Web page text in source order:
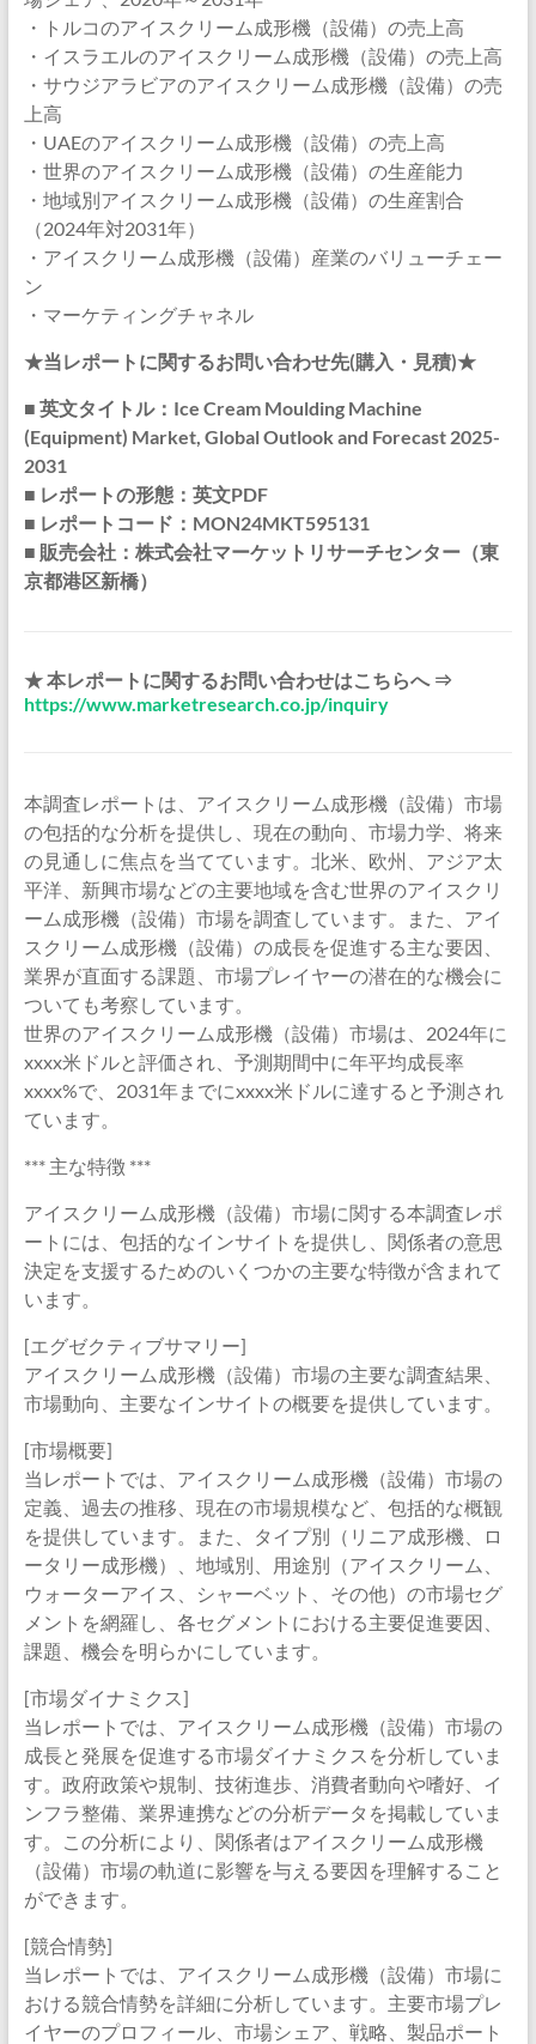
・トルコのアイスクリーム成形機（設備）の売上高
・イスラエルのアイスクリーム成形機（設備）の売上高
・サウジアラビアのアイスクリーム成形機（設備）の売
上高
・UAEのアイスクリーム成形機（設備）の売上高
・世界のアイスクリーム成形機（設備）の生産能力
・地域別アイスクリーム成形機（設備）の生産割合
（2024年対2031年）
・アイスクリーム成形機（設備）産業のバリューチェー
ン
・マーケティングチャネル
★当レポートに関するお問い合わせ先(購入・見積)★
■ 英文タイトル：Ice Cream Moulding Machine
(Equipment) Market, Global Outlook and Forecast 2025-
2031
■ レポートの形態：英文PDF
■ レポートコード：MON24MKT595131
■ 販売会社：株式会社マーケットリサーチセンター（東
京都港区新橋）
★ 本レポートに関するお問い合わせはこちらへ ⇒
https://www.marketresearch.co.jp/inquiry
本調査レポートは、アイスクリーム成形機（設備）市場
の包括的な分析を提供し、現在の動向、市場力学、将来
の見通しに焦点を当てています。北米、欧州、アジア太
平洋、新興市場などの主要地域を含む世界のアイスクリ
ーム成形機（設備）市場を調査しています。また、アイ
スクリーム成形機（設備）の成長を促進する主な要因、
業界が直面する課題、市場プレイヤーの潜在的な機会に
ついても考察しています。
世界のアイスクリーム成形機（設備）市場は、2024年に
xxxx米ドルと評価され、予測期間中に年平均成長率
xxxx%で、2031年までにxxxx米ドルに達すると予測され
ています。
*** 主な特徴 ***
アイスクリーム成形機（設備）市場に関する本調査レポ
ートには、包括的なインサイトを提供し、関係者の意思
決定を支援するためのいくつかの主要な特徴が含まれて
います。
[エグゼクティブサマリー]
アイスクリーム成形機（設備）市場の主要な調査結果、
市場動向、主要なインサイトの概要を提供しています。
[市場概要]
当レポートでは、アイスクリーム成形機（設備）市場の
定義、過去の推移、現在の市場規模など、包括的な概観
を提供しています。また、タイプ別（リニア成形機、ロ
ータリー成形機）、地域別、用途別（アイスクリーム、
ウォーターアイス、シャーベット、その他）の市場セグ
メントを網羅し、各セグメントにおける主要促進要因、
課題、機会を明らかにしています。
[市場ダイナミクス]
当レポートでは、アイスクリーム成形機（設備）市場の
成長と発展を促進する市場ダイナミクスを分析していま
す。政府政策や規制、技術進歩、消費者動向や嗜好、イ
ンフラ整備、業界連携などの分析データを掲載していま
す。この分析により、関係者はアイスクリーム成形機
（設備）市場の軌道に影響を与える要因を理解すること
ができます。
[競合情勢]
当レポートでは、アイスクリーム成形機（設備）市場に
おける競合情勢を詳細に分析しています。主要市場プレ
イヤーのプロフィール、市場シェア、戦略、製品ポート